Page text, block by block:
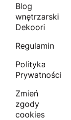
Blog
wnętrzarski
Dekoori
Regulamin
Polityka
Prywatności
Zmień
zgody
cookies